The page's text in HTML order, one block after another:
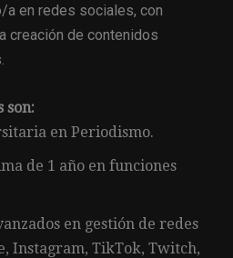
en redes sociales, con
creación de contenidos
son:
en Periodismo.
de 1 año en funciones
en gestión de redes
Instagram, TikTok, Twitch,